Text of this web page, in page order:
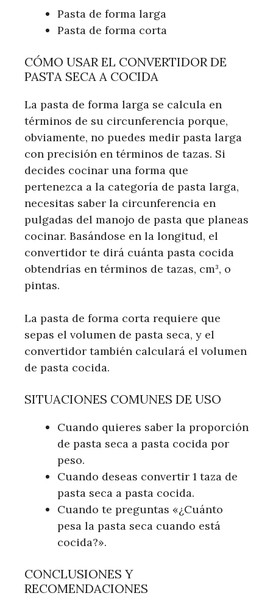
Pasta de forma larga
Pasta de forma corta
CÓMO USAR EL CONVERTIDOR DE
PASTA SECA A COCIDA
La pasta de forma larga se calcula en
términos de su circunferencia porque,
obviamente, no puedes medir pasta larga
con precisión en términos de tazas. Si
decides cocinar una forma que
pertenezca a la categoría de pasta larga,
necesitas saber la circunferencia en
pulgadas del manojo de pasta que planeas
cocinar. Basándose en la longitud, el
convertidor te dirá cuánta pasta cocida
obtendrías en términos de tazas, cm³, o
pintas.
La pasta de forma corta requiere que
sepas el volumen de pasta seca, y el
convertidor también calculará el volumen
de pasta cocida.
SITUACIONES COMUNES DE USO
Cuando quieres saber la proporción
de pasta seca a pasta cocida por
peso.
Cuando deseas convertir 1 taza de
pasta seca a pasta cocida.
Cuando te preguntas «¿Cuánto
pesa la pasta seca cuando está
cocida?».
CONCLUSIONES Y
RECOMENDACIONES